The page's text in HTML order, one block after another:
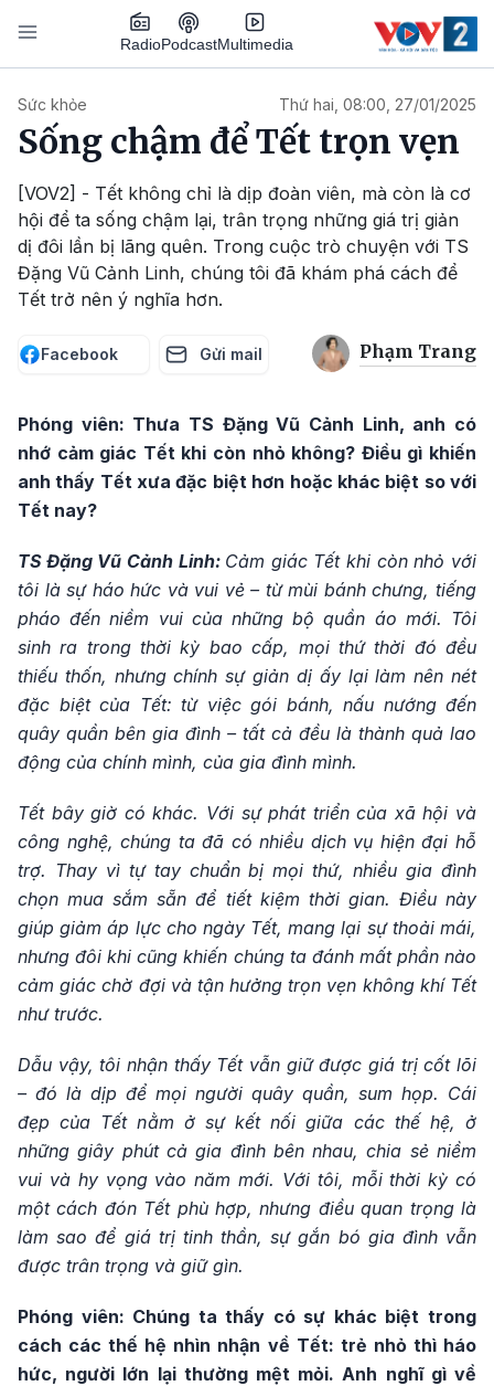
Nhảy đến nội dung
RadioPodcastMultimedia
Sức khỏe Thứ hai, 08:00, 27/01/2025
Sống chậm để Tết trọn vẹn
[VOV2] - Tết không chỉ là dịp đoàn viên, mà còn là cơ
hội để ta sống chậm lại, trân trọng những giá trị giản
dị đôi lần bị lãng quên. Trong cuộc trò chuyện với TS
Đặng Vũ Cảnh Linh, chúng tôi đã khám phá cách để
Tết trở nên ý nghĩa hơn.
Facebook Gửi mail Phạm Trang
Phóng viên: Thưa TS Đặng Vũ Cảnh Linh, anh có
nhớ cảm giác Tết khi còn nhỏ không? Điều gì khiến
anh thấy Tết xưa đặc biệt hơn hoặc khác biệt so với
Tết nay?
TS Đặng Vũ Cảnh Linh: Cảm giác Tết khi còn nhỏ với
tôi là sự háo hức và vui vẻ – từ mùi bánh chưng, tiếng
pháo đến niềm vui của những bộ quần áo mới. Tôi
sinh ra trong thời kỳ bao cấp, mọi thứ thời đó đều
thiếu thốn, nhưng chính sự giản dị ấy lại làm nên nét
đặc biệt của Tết: từ việc gói bánh, nấu nướng đến
quây quần bên gia đình – tất cả đều là thành quả lao
động của chính mình, của gia đình mình.
Tết bây giờ có khác. Với sự phát triển của xã hội và
công nghệ, chúng ta đã có nhiều dịch vụ hiện đại hỗ
trợ. Thay vì tự tay chuẩn bị mọi thứ, nhiều gia đình
chọn mua sắm sẵn để tiết kiệm thời gian. Điều này
giúp giảm áp lực cho ngày Tết, mang lại sự thoải mái,
nhưng đôi khi cũng khiến chúng ta đánh mất phần nào
cảm giác chờ đợi và tận hưởng trọn vẹn không khí Tết
như trước.
Dẫu vậy, tôi nhận thấy Tết vẫn giữ được giá trị cốt lõi
– đó là dịp để mọi người quây quần, sum họp. Cái
đẹp của Tết nằm ở sự kết nối giữa các thế hệ, ở
những giây phút cả gia đình bên nhau, chia sẻ niềm
vui và hy vọng vào năm mới. Với tôi, mỗi thời kỳ có
một cách đón Tết phù hợp, nhưng điều quan trọng là
làm sao để giá trị tinh thần, sự gắn bó gia đình vẫn
được trân trọng và giữ gìn.
Phóng viên: Chúng ta thấy có sự khác biệt trong
cách các thế hệ nhìn nhận về Tết: trẻ nhỏ thì háo
hức, người lớn lại thường mệt mỏi. Anh nghĩ gì về